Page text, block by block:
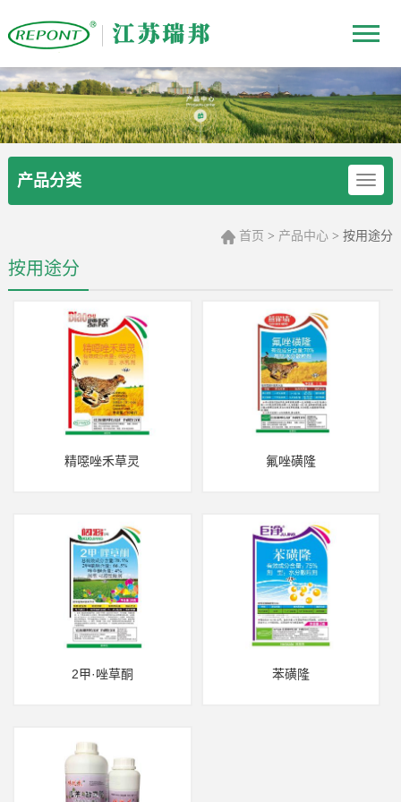
产品分类
首页 > 产品中心 > 按用途分
按用途分
精噁唑禾草灵 氟唑磺隆
2甲·唑草酮 苯磺隆